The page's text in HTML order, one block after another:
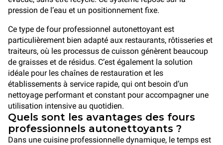
pression de l’eau et un positionnement fixe.
Ce type de four professionnel autonettoyant est
particulièrement bien adapté aux restaurants, rôtisseries et
traiteurs, où les processus de cuisson génèrent beaucoup
de graisses et de résidus. C’est également la solution
idéale pour les chaînes de restauration et les
établissements à service rapide, qui ont besoin d’un
nettoyage performant et constant pour accompagner une
utilisation intensive au quotidien.
Quels sont les avantages des fours
professionnels autonettoyants ?
Dans une cuisine professionnelle dynamique, le temps est